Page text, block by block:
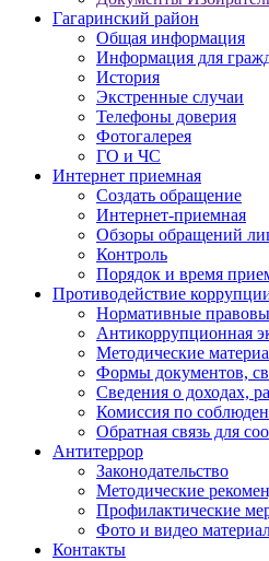
Гагаринский район
Общая информация
Информация для
История
Экстренные случаи
Телефоны доверия
Фотогалерея
ГО и ЧС
Интернет приемная
Создать обращение
Интернет-приемная
Обзоры обращений
Контроль
Порядок и время
Противодействие
Нормативные
Антикоррупционная
Методические
Формы документов,
Сведения о доходах,
Комиссия по
Обратная связь для
Антитеррор
Законодательство
Методические
Профилактические
Фото и видео
Контакты